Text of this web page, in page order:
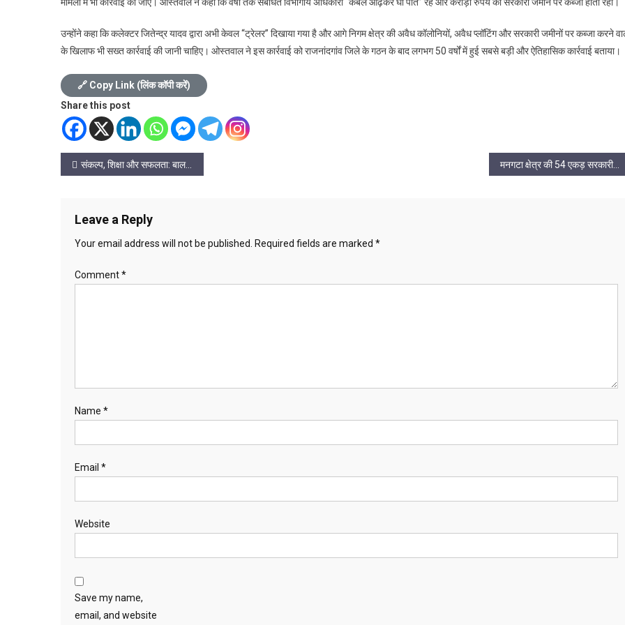
उन्होंने कहा कि कलेक्टर जितेन्द्र यादव द्वारा अभी केवल “ट्रेलर” दिखाया गया है और आगे निगम क्षेत्र की अवैध कॉलोनियों, अवैध प्लॉटिंग और सरकारी जमीनों पर कब्जा करने
के खिलाफ भी सख्त कार्रवाई की जानी चाहिए। ओस्तवाल ने इस कार्रवाई को राजनांदगांव जिले के गठन के बाद लगभग 50 वर्षों में हुई सबसे बड़ी और ऐतिहासिक कार्रवाई बताया।
🔗 Copy Link (लिंक कॉपी करें)
Share this post
Post
संकल्प, शिक्षा और सफलता: बाल संप्रेषण गृह के 6 बच्चों ने परीक्षा में पाई सफलता मनगटा क्षेत्र की 54 एकड़ सरकारी जमीन कब्जा मामले में ईडी जांच और आपराधिक प्रकरण दर्ज करने की मांग
Leave a Reply
Your email address will not be published. Required fields are marked *
Comment*
Name *
Email *
Website
Save my name,
email, and website